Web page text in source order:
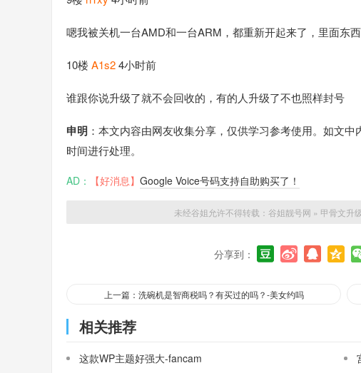
嗯我被关机一台AMD和一台ARM，都重新开起来了，里面东
10楼 A1s24小时前
谁跟你说升级了就不会回收的，有的人升级了不也照样封号
申明 ：本文内容由网友收集分享，仅供学习参考使用。如文
时间进行处理。
AD： 【好消息】 Google Voice号码支持自助购买了！
未经谷姐允许不得转载： 谷姐靓号网 » 甲骨文升
分享到：
上一篇：洗碗机是智商税吗？有买过的吗？-美女约吗
相关推荐
这款WP主题好强大-fancam